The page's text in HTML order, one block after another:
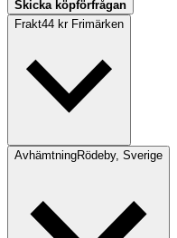
Skicka köpförfrågan
Frakt44 kr Frimärken
AvhämtningRödeby, Sverige